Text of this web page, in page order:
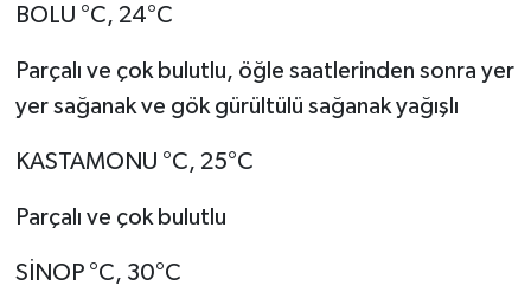
BOLU °C, 24°C
Parçalı ve çok bulutlu, öğle saatlerinden sonra yer
yer sağanak ve gök gürültülü sağanak yağışlı
KASTAMONU °C, 25°C
Parçalı ve çok bulutlu
SİNOP °C, 30°C